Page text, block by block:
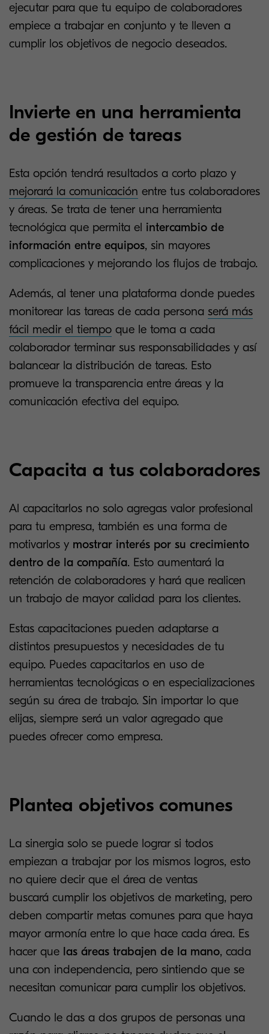
ejecutar para que tu equipo de colaboradores
empiece a trabajar en conjunto y te lleven a
cumplir los objetivos de negocio deseados.
Invierte en una herramienta
de gestión de tareas
Esta opción tendrá resultados a corto plazo y
mejorará la comunicación entre tus colaboradores
y áreas. Se trata de tener una herramienta
tecnológica que permita el intercambio de
información entre equipos, sin mayores
complicaciones y mejorando los flujos de trabajo.
Además, al tener una plataforma donde puedes
monitorear las tareas de cada persona será más
fácil medir el tiempo que le toma a cada
colaborador terminar sus responsabilidades y así
balancear la distribución de tareas. Esto
promueve la transparencia entre áreas y la
comunicación efectiva del equipo.
Capacita a tus colaboradores
Al capacitarlos no solo agregas valor profesional
para tu empresa, también es una forma de
motivarlos y mostrar interés por su crecimiento
dentro de la compañía. Esto aumentará la
retención de colaboradores y hará que realicen
un trabajo de mayor calidad para los clientes.
Estas capacitaciones pueden adaptarse a
distintos presupuestos y necesidades de tu
equipo. Puedes capacitarlos en uso de
herramientas tecnológicas o en especializaciones
según su área de trabajo. Sin importar lo que
elijas, siempre será un valor agregado que
puedes ofrecer como empresa.
Plantea objetivos comunes
La sinergia solo se puede lograr si todos
empiezan a trabajar por los mismos logros, esto
no quiere decir que el área de ventas
buscará cumplir los objetivos de marketing, pero
deben compartir metas comunes para que haya
mayor armonía entre lo que hace cada área. Es
hacer que las áreas trabajen de la mano, cada
una con independencia, pero sintiendo que se
necesitan comunicar para cumplir los objetivos.
Cuando le das a dos grupos de personas una